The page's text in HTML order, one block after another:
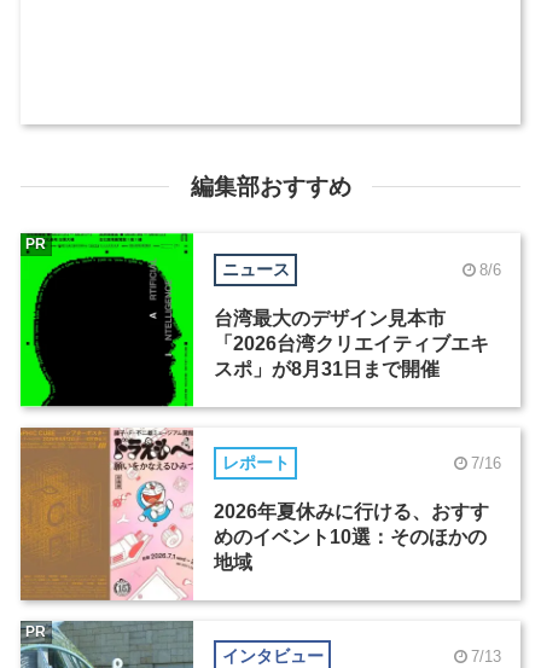
編集部おすすめ
ニュース 8/6
台湾最大のデザイン見本市
「2026台湾クリエイティブエキ
スポ」が8月31日まで開催
PR
レポート 7/16
2026年夏休みに行ける、おすす
めのイベント10選：そのほかの
地域
インタビュー 7/13
PR